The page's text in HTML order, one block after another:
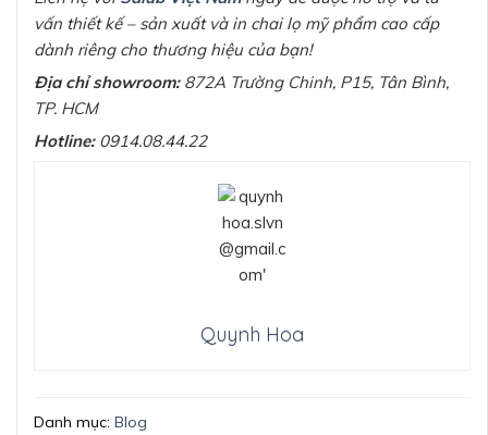
vấn thiết kế – sản xuất và in chai lọ mỹ phẩm cao cấp
dành riêng cho thương hiệu của bạn!
Địa chỉ showroom: 872A Trường Chinh, P15, Tân Bình,
TP. HCM
Hotline:0914.08.44.22
Quynh Hoa
Danh mục: Blog